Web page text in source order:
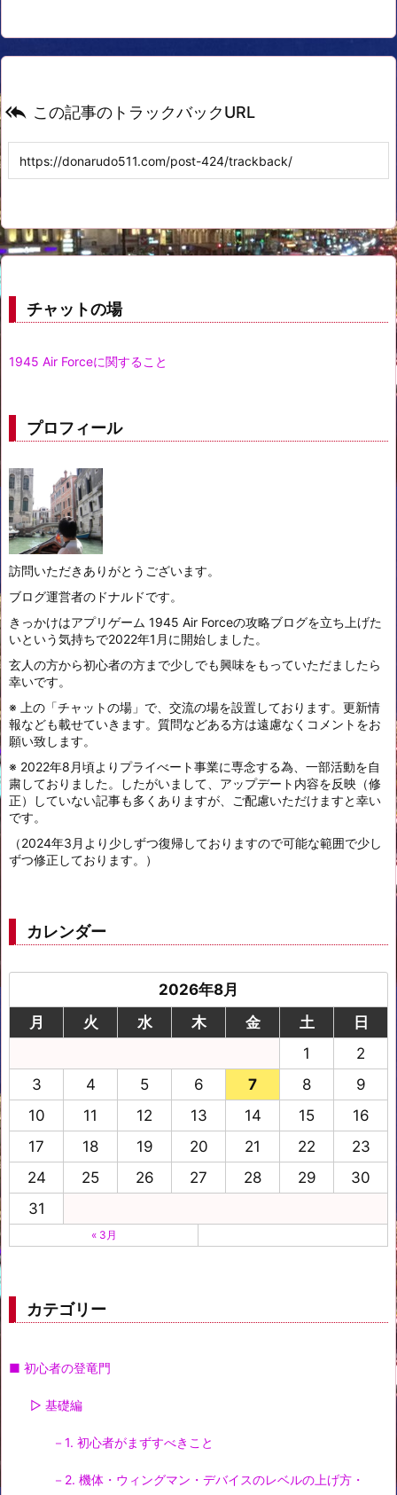
 この記事のトラックバックURL
チャットの場
1945 Air Forceに関すること
プロフィール
訪問いただきありがとうございます。
ブログ運営者のドナルドです。
きっかけはアプリゲーム 1945 Air Forceの攻略ブログを立ち上げた
いという気持ちで2022年1月に開始しました。
玄人の方から初心者の方まで少しでも興味をもっていただましたら
幸いです。
※ 上の「チャットの場」で、交流の場を設置しております。更新情
報なども載せていきます。質問などある方は遠慮なくコメントをお
願い致します。
※ 2022年8月頃よりプライべート事業に専念する為、一部活動を自
粛しておりました。したがいまして、アップデート内容を反映（修
正）していない記事も多くありますが、ご配慮いただけますと幸い
です。
（2024年3月より少しずつ復帰しておりますので可能な範囲で少し
ずつ修正しております。）
カレンダー
2026年8月
月
火 水 木 金 土
日
1
2
3
4 5 6 7 8
9
10
11 12 13 14 15
16
17
18 19 20 21 22
23
24
25 26 27 28 29
30
31
« 3月
カテゴリー
■ 初心者の登竜門
▷ 基礎編
－1. 初心者がまずすべきこと
－2. 機体・ウィングマン・デバイスのレベルの上げ方・